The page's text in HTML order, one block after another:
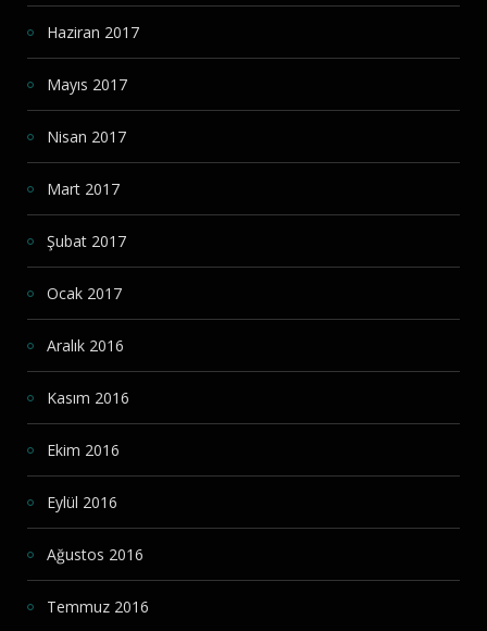
Haziran 2017
Mayıs 2017
Nisan 2017
Mart 2017
Şubat 2017
Ocak 2017
Aralık 2016
Kasım 2016
Ekim 2016
Eylül 2016
Ağustos 2016
Temmuz 2016